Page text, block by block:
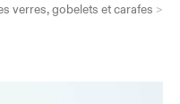
verres, gobelets et carafes >